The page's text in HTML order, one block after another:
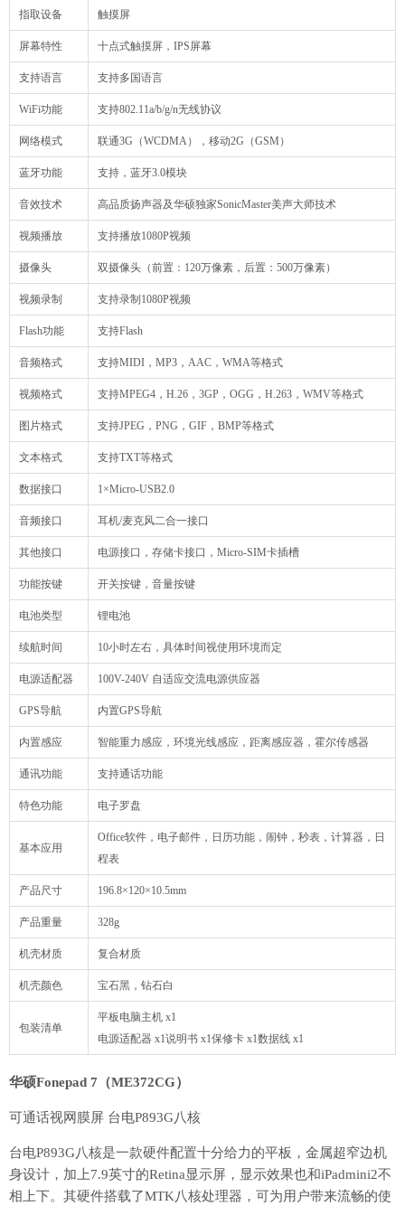
指取设备 触摸屏
屏幕特性 十点式触摸屏，IPS屏幕
支持语言 支持多国语言
WiFi功能 支持802.11a/b/g/n无线协议
网络模式 联通3G（WCDMA），移动2G（GSM）
蓝牙功能 支持，蓝牙3.0模块
音效技术 高品质扬声器及华硕独家SonicMaster美声大师技术
视频播放 支持播放1080P视频
摄像头 双摄像头（前置：120万像素，后置：500万像素）
视频录制 支持录制1080P视频
Flash功能 支持Flash
音频格式 支持MIDI，MP3，AAC，WMA等格式
视频格式 支持MPEG4，H.26，3GP，OGG，H.263，WMV等格式
图片格式 支持JPEG，PNG，GIF，BMP等格式
文本格式 支持TXT等格式
数据接口 1×Micro-USB2.0
音频接口 耳机/麦克风二合一接口
其他接口 电源接口，存储卡接口，Micro-SIM卡插槽
功能按键 开关按键，音量按键
电池类型 锂电池
续航时间 10小时左右，具体时间视使用环境而定
电源适配器 100V-240V 自适应交流电源供应器
GPS导航 内置GPS导航
内置感应 智能重力感应，环境光线感应，距离感应器，霍尔传感器
通讯功能 支持通话功能
特色功能 电子罗盘
基本应用
Office软件，电子邮件，日历功能，闹钟，秒表，计算器，日
程表
产品尺寸 196.8×120×10.5mm
产品重量 328g
机壳材质 复合材质
机壳颜色 宝石黑，钻石白
包装清单
平板电脑主机 x1
电源适配器 x1说明书 x1保修卡 x1数据线 x1
华硕Fonepad 7（ME372CG）
可通话视网膜屏 台电P893G八核
台电P893G八核是一款硬件配置十分给力的平板，金属超窄边机
身设计，加上7.9英寸的Retina显示屏，显示效果也和iPadmini2不
相上下。其硬件搭载了MTK八核处理器，可为用户带来流畅的使